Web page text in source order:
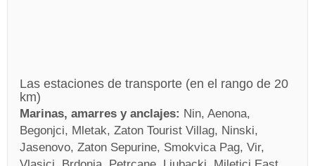
Las estaciones de transporte (en el rango de 20
km)
Marinas, amarres y anclajes: Nin, Aenona,
Begonjci, Mletak, Zaton Tourist Villag, Ninski,
Jasenovo, Zaton Sepurine, Smokvica Pag, Vir,